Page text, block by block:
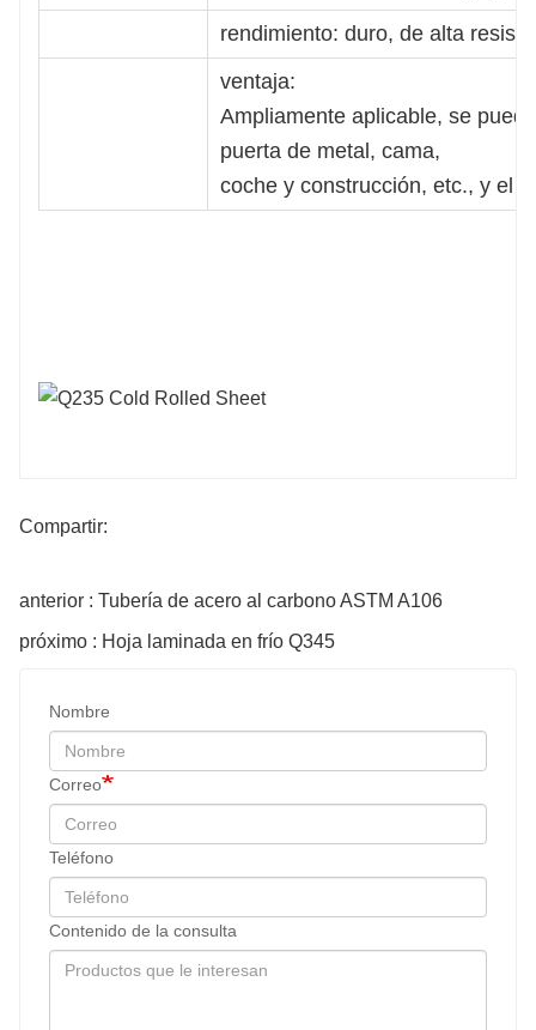
rendimiento: duro, de alta
ventaja:
Ampliamente aplicable, se
puerta de metal, cama,
coche y construcción, etc., y el
Compartir:
anterior : Tubería de acero al carbono ASTM A106
próximo : Hoja laminada en frío Q345
Nombre
Correo
Teléfono
Contenido de la consulta